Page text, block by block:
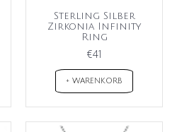
Sterling Silber
Zirkonia Infinity
Ring
€41
+ WARENKORB